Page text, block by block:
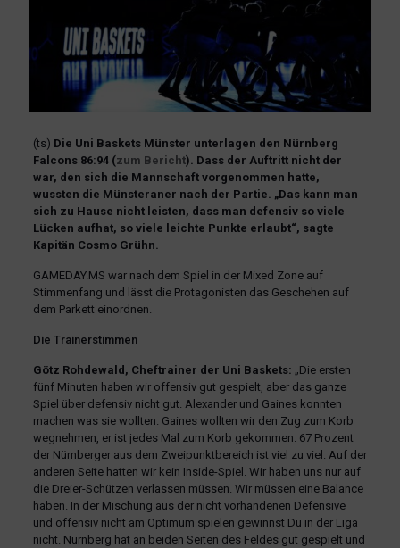
(ts) Die Uni Baskets Münster unterlagen den Nürnberg
Falcons 86:94 (zum Bericht). Dass der Auftritt nicht der
war, den sich die Mannschaft vorgenommen hatte,
wussten die Münsteraner nach der Partie. „Das kann man
sich zu Hause nicht leisten, dass man defensiv so viele
Lücken aufhat, so viele leichte Punkte erlaubt“, sagte
Kapitän Cosmo Grühn.
GAMEDAY.MS war nach dem Spiel in der Mixed Zone auf
Stimmenfang und lässt die Protagonisten das Geschehen auf
dem Parkett einordnen.
Die Trainerstimmen
Götz Rohdewald, Cheftrainer der Uni Baskets: „Die ersten
fünf Minuten haben wir offensiv gut gespielt, aber das ganze
Spiel über defensiv nicht gut. Alexander und Gaines konnten
machen was sie wollten. Gaines wollten wir den Zug zum Korb
wegnehmen, er ist jedes Mal zum Korb gekommen. 67 Prozent
der Nürnberger aus dem Zweipunktbereich ist viel zu viel. Auf der
anderen Seite hatten wir kein Inside-Spiel. Wir haben uns nur auf
die Dreier-Schützen verlassen müssen. Wir müssen eine Balance
haben. In der Mischung aus der nicht vorhandenen Defensive
und offensiv nicht am Optimum spielen gewinnst Du in der Liga
nicht. Nürnberg hat an beiden Seiten des Feldes gut gespielt und